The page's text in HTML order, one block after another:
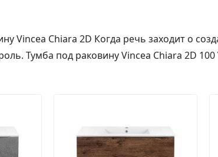
Vincea Chiara 2D Когда речь заходит о
Тумба под раковину Vincea Chiara 2D 100